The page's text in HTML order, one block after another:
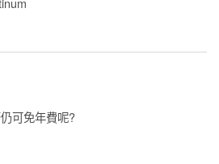
可免年費呢?